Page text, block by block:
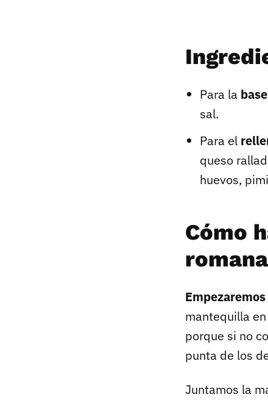
Para la base
sal.
Para el
queso
huevos,
Cómo
romana
mantequilla
porque si no
punta de los
Juntamos la